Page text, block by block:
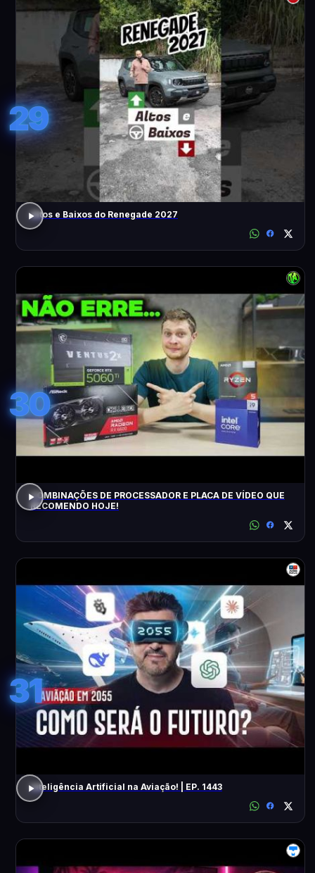
29
Altos e Baixos do Renegade 2027
30
COMBINAÇÕES DE PROCESSADOR E PLACA DE VÍDEO QUE
RECOMENDO HOJE!
31
Inteligência Artificial na Aviação! | EP. 1443